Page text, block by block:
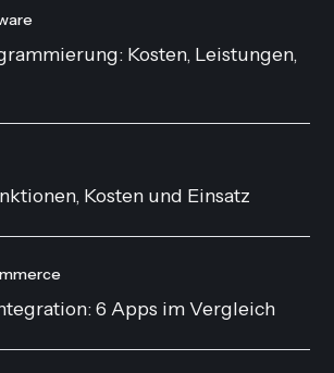
Kosten, Leistungen,
Kosten und Einsatz
6 Apps im Vergleich